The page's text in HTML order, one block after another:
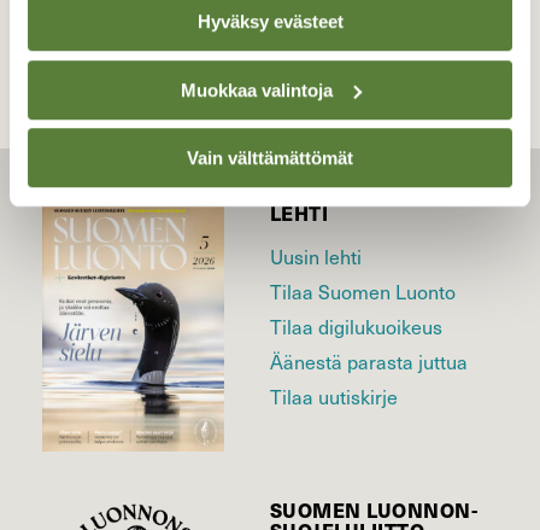
Hyväksy evästeet
Muokkaa valintoja
Vain välttämättömät
LEHTI
Uusin lehti
Tilaa Suomen Luonto
Tilaa digilukuoikeus
Äänestä parasta juttua
Tilaa uutiskirje
SUOMEN LUONNON­